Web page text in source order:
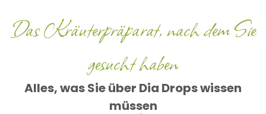
Das Kräuterpräparat, nach dem Sie
gesucht haben
Alles, was Sie über Dia Drops wissen
müssen